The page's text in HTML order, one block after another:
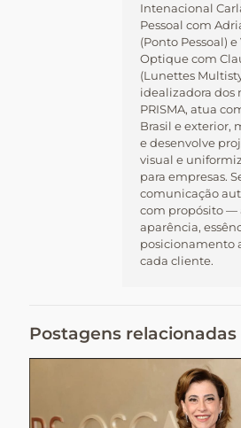
Intenacional
Pessoal com
(Ponto Pessoal)
Optique com
(Lunettes
idealizadora dos
PRISMA, atua
Brasil e exterior,
e desenvolve
visual e
para empresas.
comunicação
com propósito —
aparência,
posicionamento
cada cliente.
Postagens relacionadas